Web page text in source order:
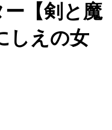
【剣と魔
しえの女